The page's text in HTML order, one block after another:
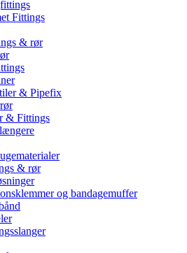
Fittings
& rør
& Pipefix
& Fittings
& rør
og bandagemuffer